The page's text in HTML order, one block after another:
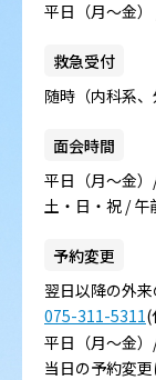
ご意見箱
平日（月～金
救急受付
随時（内科系、
面会時間
平日（月～金
土・日・祝 /
予約変更
翌日以降の外
075-311-5311(
平日（月～金
当日の予約変